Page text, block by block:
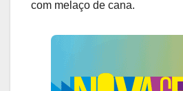
com melaço de cana.